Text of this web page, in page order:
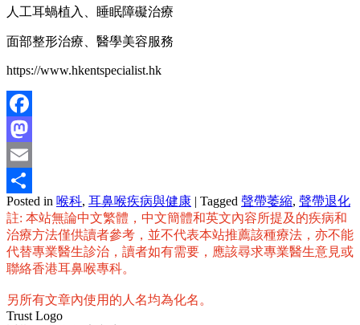
人工耳蝸植入、睡眠障礙治療
面部整形治療、醫學美容服務
https://www.hkentspecialist.hk
Facebook
Mastodon
Email
分
享
Posted in 喉科, 耳鼻喉疾病與健康 | Tagged 聲帶萎縮, 聲帶退化
註: 本站無論中文繁體，中文簡體和英文內容所提及的疾病和
治療方法僅供讀者參考，並不代表本站推薦該種療法，亦不能
代替專業醫生診治，讀者如有需要，應該尋求專業醫生意見或
聯絡香港耳鼻喉專科。
另所有文章內使用的人名均為化名。
Trust Logo